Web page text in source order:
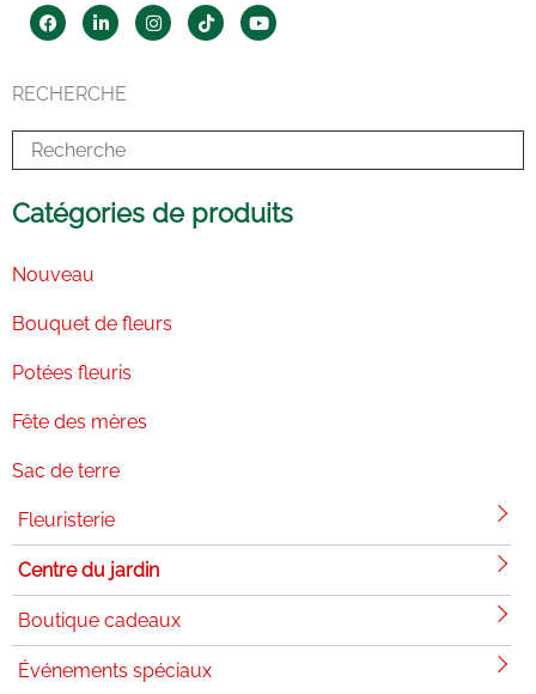
RECHERCHE
Catégories de produits
Nouveau
Bouquet de fleurs
Potées fleuris
Fête des mères
Sac de terre
Fleuristerie
Centre du jardin
Boutique cadeaux
Événements spéciaux
F
a
c
b
o
k
L
i
n
e
d
n
-
i
I
n
s
a
T
i
k
Y
o
u